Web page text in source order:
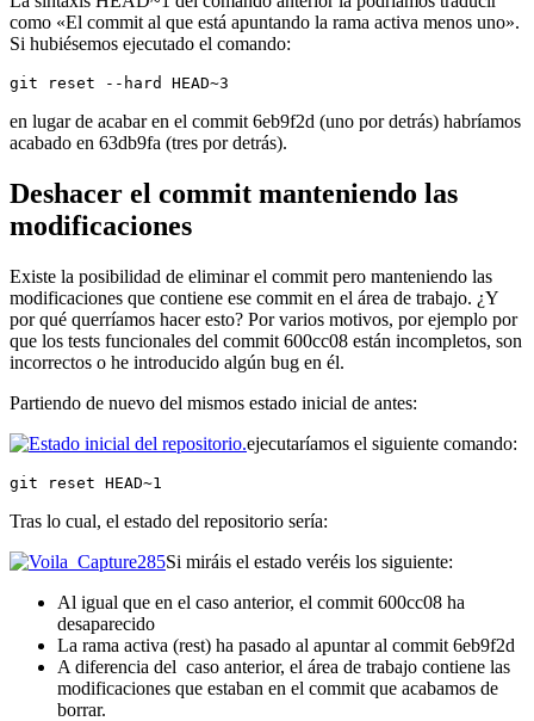
como «El commit al que está apuntando la rama activa menos uno».
Si hubiésemos ejecutado el comando:
git reset --hard HEAD~3
en lugar de acabar en el commit 6eb9f2d (uno por detrás) habríamos
acabado en 63db9fa (tres por detrás).
Deshacer el commit manteniendo las
modificaciones
Existe la posibilidad de eliminar el commit pero manteniendo las
modificaciones que contiene ese commit en el área de trabajo. ¿Y
por qué querríamos hacer esto? Por varios motivos, por ejemplo por
que los tests funcionales del commit 600cc08 están incompletos, son
incorrectos o he introducido algún bug en él.
Partiendo de nuevo del mismos estado inicial de antes:
ejecutaríamos el siguiente comando:
git reset HEAD~1
Tras lo cual, el estado del repositorio sería:
Si miráis el estado veréis los siguiente:
Al igual que en el caso anterior, el commit 600cc08 ha
desaparecido
La rama activa (rest) ha pasado al apuntar al commit 6eb9f2d
A diferencia del caso anterior, el área de trabajo contiene las
modificaciones que estaban en el commit que acabamos de
borrar.